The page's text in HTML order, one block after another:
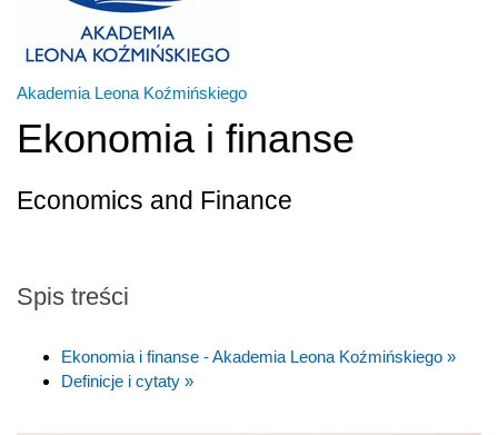
Akademia Leona Koźmińskiego
Ekonomia i finanse
Economics and Finance
Spis treści
Ekonomia i finanse - Akademia Leona Koźmińskiego »
Definicje i cytaty »